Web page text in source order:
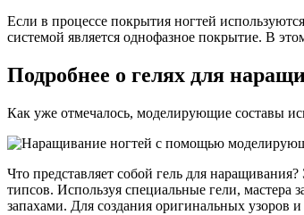
Если в процессе покрытия ногтей
системой является однофазное покрытие. В
Подробнее о гелях для
Как уже отмечалось, моделирующие составы
Что представляет собой гель для
типсов. Используя специальные гели,
запахами. Для создания оригинальных узоров